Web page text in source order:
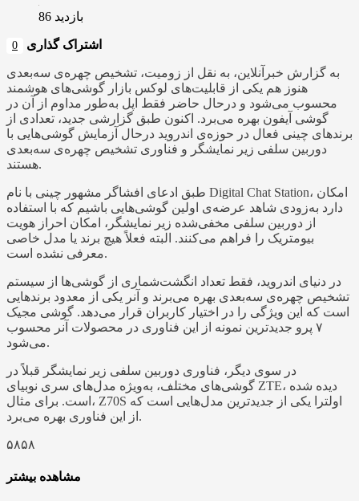
بازدید 86
اشتراک گذاری 0
به گزارش خبرآنلاین، به نقل از زومیت، تشخیص چهره‌ی سه‌بعدی
هنوز هم یکی از قابلیت‌های لوکس بازار گوشی‌های هوشمند
محسوب می‌شود و درحال حاضر فقط اپل به‌طور مداوم از آن در
گوشی آیفون بهره می‌برد. اکنون طبق گزارشی جدید، تعدادی از
برندهای چینی فعال در حوزه‌ی اندروید درحال آزمایش گوشی‌هایی با
دوربین سلفی زیر نمایشگر و فناوری تشخیص چهره‌ی سه‌بعدی
هستند.
طبق ادعای افشاگر مشهور چینی با نام Digital Chat Station، امکان
دارد به‌زودی شاهد عرضه‌ی اولین گوشی‌هایی باشیم که با استفاده
از دوربین سلفی مخفی‌شده زیر نمایشگر، امکان احراز هویت
بیومتریک را فراهم می‌کنند. البته فعلاً هیچ برند یا مدل خاصی
معرفی نشده است.
در دنیای اندروید، فقط تعداد انگشت‌شماری از گوشی‌ها از سیستم
تشخیص چهره‌ی سه‌بعدی بهره می‌برند و آنر یکی از معدود برندهایی
است که این ویژگی را در اختیار کاربران قرار می‌دهد. گوشی مجیک
۷ پرو جدیدترین نمونه از این فناوری در محصولات آنر محسوب
می‌شود.
در سوی دیگر، فناوری دوربین سلفی زیر نمایشگر قبلاً در
گوشی‌های مختلف، به‌ویژه مدل‌های سری نوبیای ZTE، دیده شده
است. برای مثال، Z70S اولترا یکی از جدیدترین مدل‌هایی است که
از این فناوری بهره می‌برد.
۵۸۵۸
مشاهده بیشتر